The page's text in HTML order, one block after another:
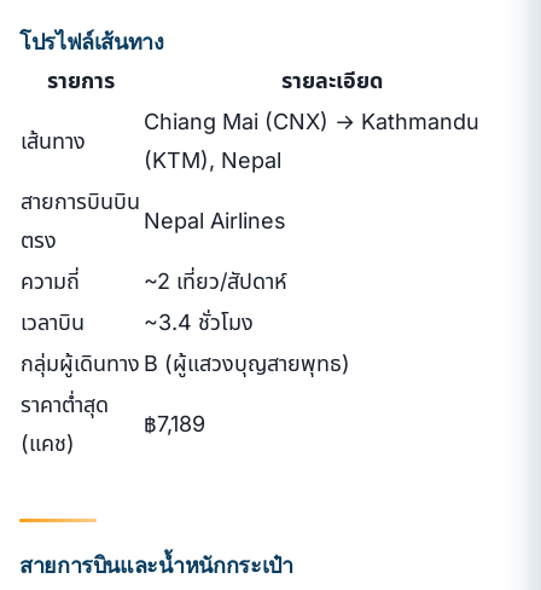
โปรไฟล์เส้นทาง
รายการ รายละเอียด
เส้นทาง
Chiang Mai (CNX) → Kathmandu
(KTM), Nepal
สายการบินบิน
ตรง
Nepal Airlines
ความถี่
~2 เที่ยว/สัปดาห์
เวลาบิน
~3.4 ชั่วโมง
กลุ่มผู้เดินทาง B (ผู้แสวงบุญสายพุทธ)
ราคาต่ำสุด
(แคช)
฿7,189
สายการบินและน้ำหนักกระเป๋า